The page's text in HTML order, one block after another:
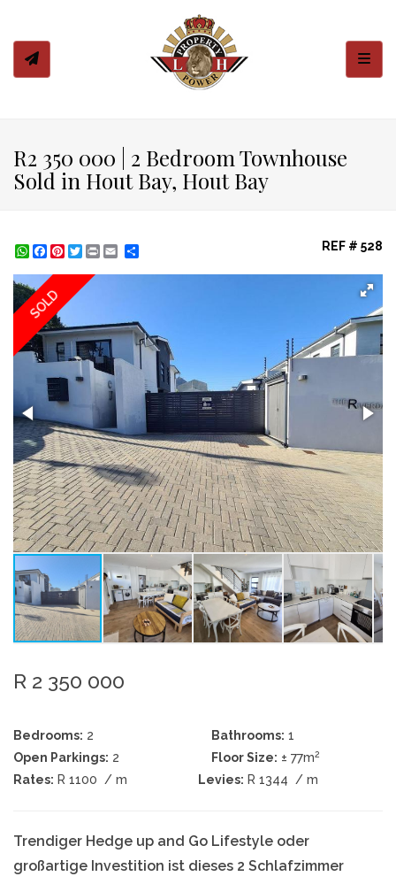
R2 350 000 | 2 Bedroom Townhouse
Sold in Hout Bay, Hout Bay
WhatsApp
Facebook
Pinterest
Twitter
Print REF # 528
SOLD
R 2 350 000
Bedrooms: 2 Bathrooms: 1
Open Parkings: 2 Floor Size: ± 77m2
Rates: R 1100 / m Levies: R 1344 / m
Trendiger Hedge up and Go Lifestyle oder
großartige Investition ist dieses 2 Schlafzimmer